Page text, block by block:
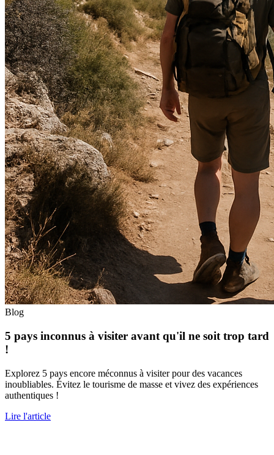
Blog
5 pays inconnus à visiter avant qu'il ne soit trop tard
!
Explorez 5 pays encore méconnus à visiter pour des vacances
inoubliables. Évitez le tourisme de masse et vivez des expériences
authentiques !
Lire l'article